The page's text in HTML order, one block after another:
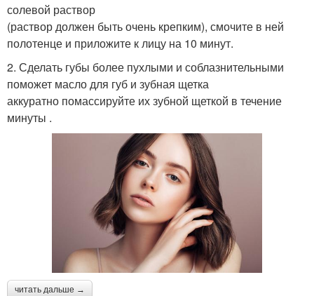
солевой раствор
(раствор должен быть очень крепким), смочите в ней
полотенце и приложите к лицу на 10 минут.
2. Сделать губы более пухлыми и соблазнительными
поможет масло для губ и зубная щетка
аккуратно помассируйте их зубной щеткой в течение
минуты .
читать дальше →